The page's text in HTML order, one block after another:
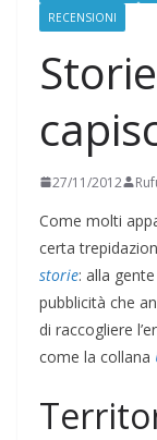
RECENSIONI
27/11/2012
Come molti
certa
storie: alla
pubblicità che
di raccogliere
come la collana